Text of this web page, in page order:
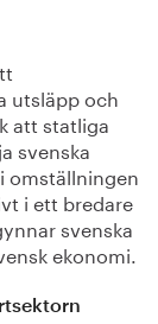
utsläpp och
att statliga
svenska
omställningen
i ett bredare
svenska
ekonomi.